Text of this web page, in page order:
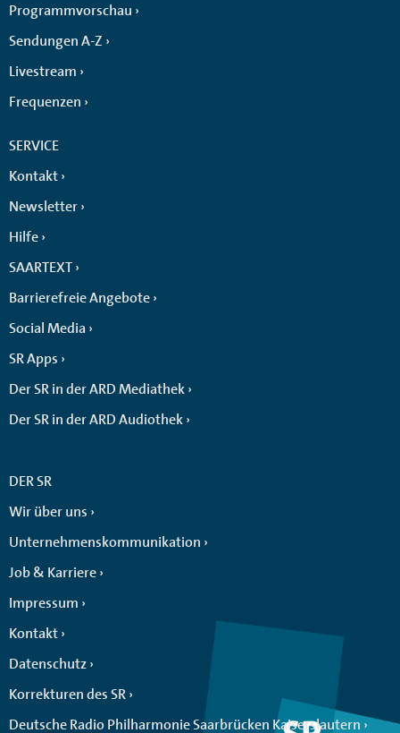
Programmvorschau
Sendungen A-Z
Livestream
Frequenzen
SERVICE
Kontakt
Newsletter
Hilfe
SAARTEXT
Barrierefreie Angebote
Social Media
SR Apps
Der SR in der ARD Mediathek
Der SR in der ARD Audiothek
DER SR
Wir über uns
Unternehmenskommunikation
Job & Karriere
Impressum
Kontakt
Datenschutz
Korrekturen des SR
Deutsche Radio Philharmonie Saarbrücken Kaiserslautern